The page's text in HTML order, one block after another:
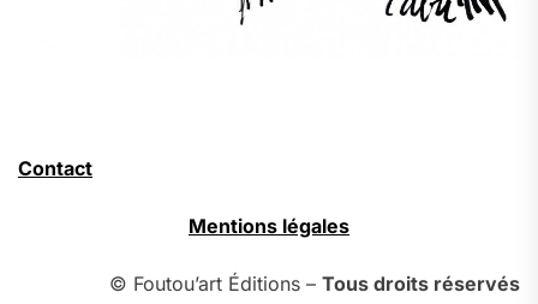
Contact
Mentions légales
© Foutou’art Éditions – Tous droits réservés